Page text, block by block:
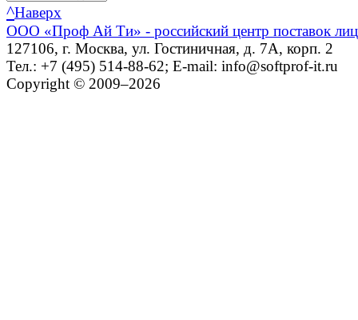
^Наверх
ООО «Проф Ай Ти» - российский центр поставок
127106, г. Москва, ул. Гостиничная, д. 7А, корп. 2
Тел.: +7 (495) 514-88-62; E-mail: info@softprof-it.ru
Copyright © 2009–2026